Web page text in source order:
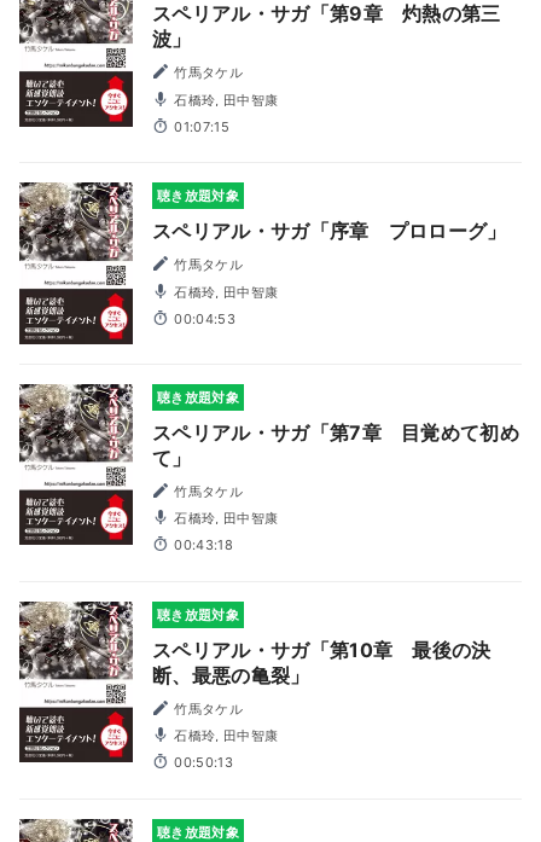
スペリアル・サガ「第9章 灼熱の第三
波」
竹馬タケル
石橋玲, 田中智康
01:07:15
聴き放題対象
スペリアル・サガ「序章 プロローグ」
竹馬タケル
石橋玲, 田中智康
00:04:53
聴き放題対象
スペリアル・サガ「第7章 目覚めて初め
て」
竹馬タケル
石橋玲, 田中智康
00:43:18
聴き放題対象
スペリアル・サガ「第10章 最後の決
断、最悪の亀裂」
竹馬タケル
石橋玲, 田中智康
00:50:13
聴き放題対象